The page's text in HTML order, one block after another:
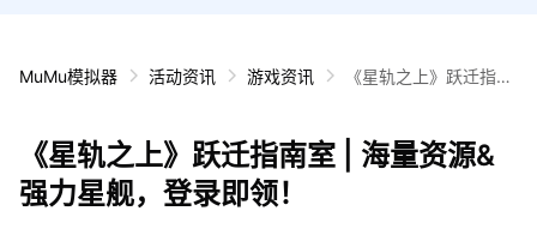
MuMu模拟器 活动资讯 游戏资讯
《星轨之上》跃迁指南
《星轨之上》跃迁指南室 | 海量资源&
强力星舰，登录即领！